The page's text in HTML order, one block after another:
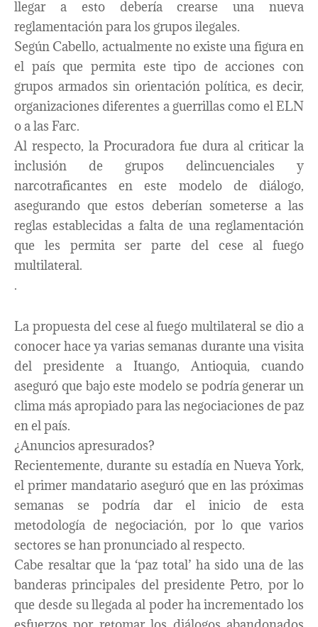
llegar a esto debería crearse una nueva
reglamentación para los grupos ilegales.
Según Cabello, actualmente no existe una figura en
el país que permita este tipo de acciones con
grupos armados sin orientación política, es decir,
organizaciones diferentes a guerrillas como el ELN
o a las Farc.
Al respecto, la Procuradora fue dura al criticar la
inclusión de grupos delincuenciales y
narcotraficantes en este modelo de diálogo,
asegurando que estos deberían someterse a las
reglas establecidas a falta de una reglamentación
que les permita ser parte del cese al fuego
multilateral.
.
La propuesta del cese al fuego multilateral se dio a
conocer hace ya varias semanas durante una visita
del presidente a Ituango, Antioquia, cuando
aseguró que bajo este modelo se podría generar un
clima más apropiado para las negociaciones de paz
en el país.
¿Anuncios apresurados?
Recientemente, durante su estadía en Nueva York,
el primer mandatario aseguró que en las próximas
semanas se podría dar el inicio de esta
metodología de negociación, por lo que varios
sectores se han pronunciado al respecto.
Cabe resaltar que la ‘paz total’ ha sido una de las
banderas principales del presidente Petro, por lo
que desde su llegada al poder ha incrementado los